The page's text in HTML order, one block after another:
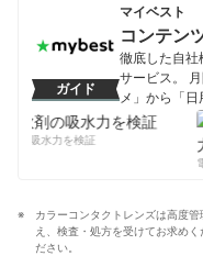
医学普及協会
る。また、パ
も主宰。体質
た栄養コー
事の監修に
ピー性皮膚
スティックビ
藤原リカ
ガイド
マイベスト
コンテン
徹底した自社
サービス。
メ」から「
ストな商品を
コンテン
の吸水力を検証
カラーコンタクトレンズは高度
え、検査・処方を受けてお求め
ださい。